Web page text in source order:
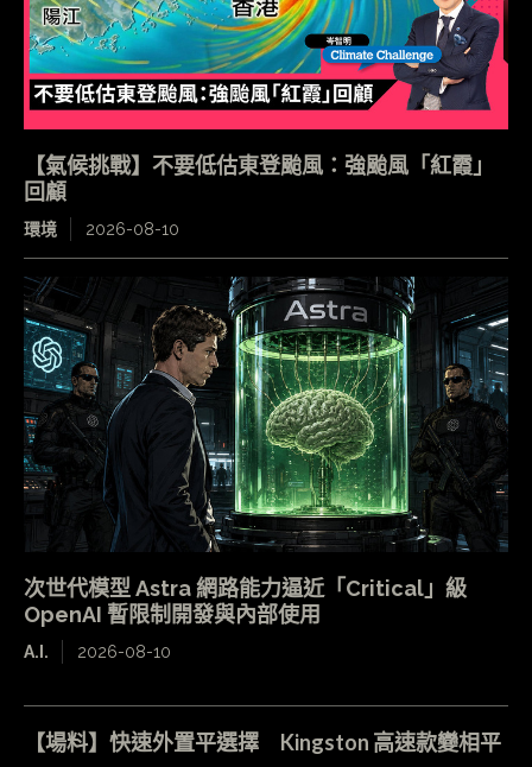
【氣候挑戰】不要低估東登颱風：強颱風「紅霞」
回顧
環境 2026-08-10
次世代模型 Astra 網路能力逼近「Critical」級
OpenAI 暫限制開發與內部使用
A.I. 2026-08-10
【場料】快速外置平選擇 Kingston 高速款變相平